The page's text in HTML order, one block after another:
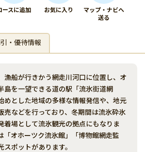
ースに追加 お気に入り
マップ・ナビへ
送る
・優待情報
漁船が行きかう網走川河口に位置し、オ
島を一望できる道の駅「流氷街道網
めとした地域の多様な情報発信や、地元
売などを行っており、冬期間は流氷砕氷
着場として流氷観光の拠点にもなりま
「オホーツク流氷館」「博物館網走監
ポットがあります。